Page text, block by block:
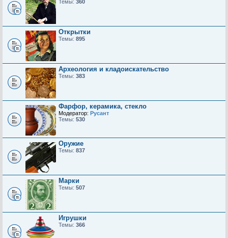
Темы: 360
Открытки
Темы: 895
Археология и кладоискательство
Темы: 383
Фарфор, керамика, стекло
Модератор: Русант
Темы: 530
Оружие
Темы: 837
Марки
Темы: 507
Игрушки
Темы: 366